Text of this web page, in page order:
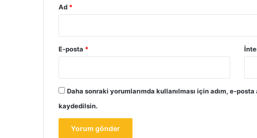
Ad *
E-posta *
Daha sonraki yorumlarımda kullanılması için adım, e-
kaydedilsin.